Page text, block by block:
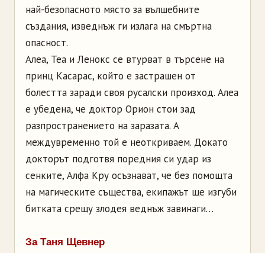
най-безопасното място за вълшебните
създания, изведнъж ги излага на смъртна
опасност.
Алеа, Теа и Ленокс се втурват в търсене на
принц Касарас, който е застрашен от
болестта заради своя русалски произход. Алеа
е убедена, че доктор Орион стои зад
разпространението на заразата. А
междувременно той е неоткриваем. Докато
докторът подготвя поредния си удар из
сенките, Алфа Кру осъзнават, че без помощта
на магическите същества, екипажът ще изгуби
битката срещу злодея веднъж завинаги…
За Таня Щевнер